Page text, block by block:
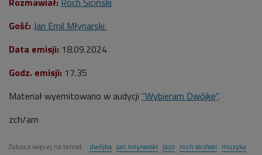
Gość: Jan Emil Młynarski
Data emisji: 18.09.2024
Godz. emisji: 17.35
Materiał wyemitowano w audycji "Wybieram Dwójkę".
zch/am
Zobacz więcej na temat: dwójka jan młynarski jazz roch siciński muzyka